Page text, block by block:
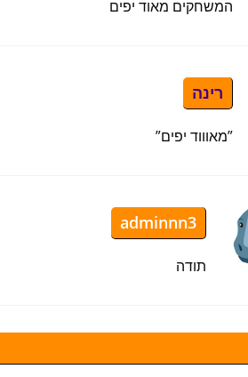
המשחקים מאוד יפים
רינה
”מאוווד יפים”
adminnn3
תודה